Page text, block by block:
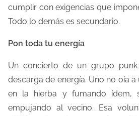
cumplir con exigencias que
Todo lo demás es secundario.
Pon toda tu energía
Un concierto de un grupo
descarga de energía. Uno no oía
en la hierba y fumando ídem,
empujando al vecino. Esa